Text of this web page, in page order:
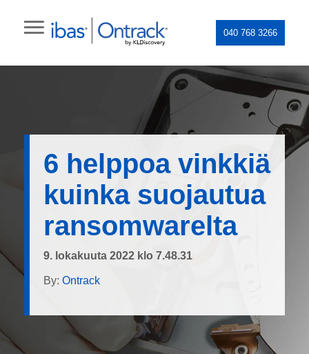
040 768 3266
6 helppoa vinkkiä
kuinka suojautua
ransomwarelta
9. lokakuuta 2022 klo 7.48.31
By: Ontrack